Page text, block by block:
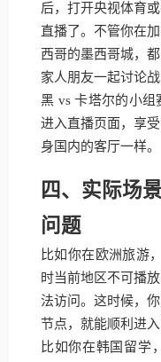
后，打开央视体育
直播了。不管你在
西哥的墨西哥城，
家人朋友一起讨论
黑 vs 卡塔尔的小组
进入直播页面，享
身国内的客厅一样。
四、实际场
问题
比如你在欧洲旅游
时当前地区不可播
法访问。这时候，
节点，就能顺利进
比如你在韩国留学